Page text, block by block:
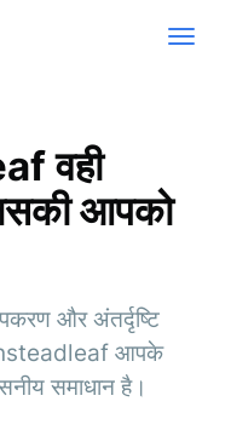
वही
आपको
और अंतर्दृष्टि
आपके
समाधान है।